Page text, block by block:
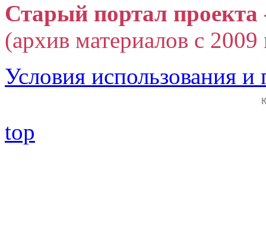
Старый портал
(архив материалов с
Условия использования
top